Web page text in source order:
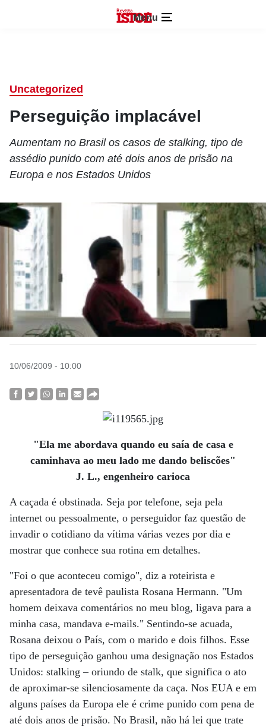
Menu
Uncategorized
Perseguição implacável
Aumentam no Brasil os casos de stalking, tipo de
assédio punido com até dois anos de prisão na
Europa e nos Estados Unidos
10/06/2009 - 10:00
"Ela me abordava quando eu saía de casa e
caminhava ao meu lado me dando beliscões"
J. L., engenheiro carioca
A caçada é obstinada. Seja por telefone, seja pela
internet ou pessoalmente, o perseguidor faz questão de
invadir o cotidiano da vítima várias vezes por dia e
mostrar que conhece sua rotina em detalhes.
"Foi o que aconteceu comigo", diz a roteirista e
apresentadora de tevê paulista Rosana Hermann. "Um
homem deixava comentários no meu blog, ligava para a
minha casa, mandava e-mails." Sentindo-se acuada,
Rosana deixou o País, com o marido e dois filhos. Esse
tipo de perseguição ganhou uma designação nos Estados
Unidos: stalking – oriundo de stalk, que significa o ato
de aproximar-se silenciosamente da caça. Nos EUA e em
alguns países da Europa ele é crime punido com pena de
até dois anos de prisão. No Brasil, não há lei que trate